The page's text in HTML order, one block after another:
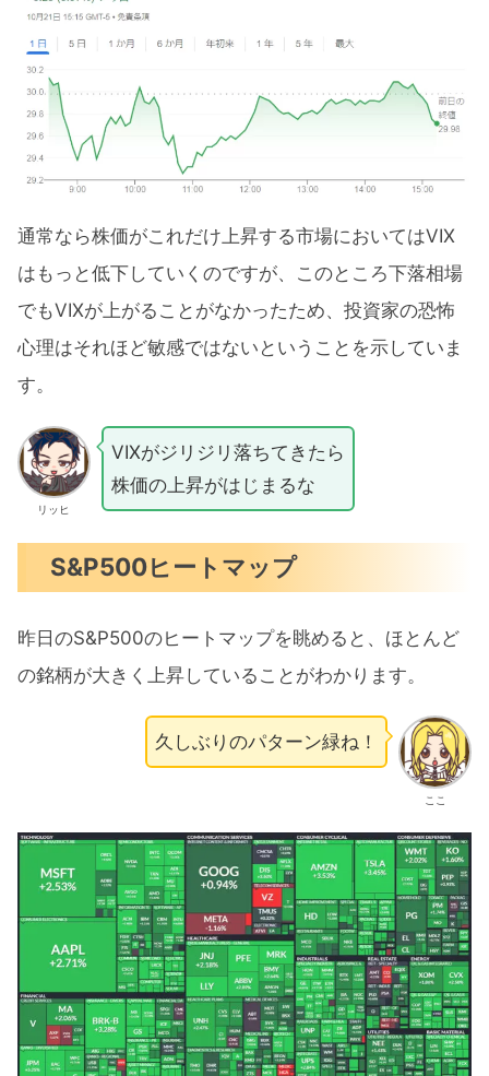
通常なら株価がこれだけ上昇する市場においてはVIX
はもっと低下していくのですが、このところ下落相場
でもVIXが上がることがなかったため、投資家の恐怖
心理はそれほど敏感ではないということを示していま
す。
リッヒ
VIXがジリジリ落ちてきたら
株価の上昇がはじまるな
S&P500ヒートマップ
昨日のS&P500のヒートマップを眺めると、ほとんど
の銘柄が大きく上昇していることがわかります。
ここ
久しぶりのパターン緑ね！